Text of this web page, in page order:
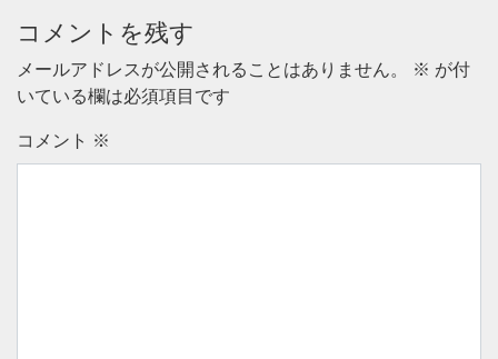
コメントを残す
メールアドレスが公開されることはありません。 ※ が付
いている欄は必須項目です
コメント ※